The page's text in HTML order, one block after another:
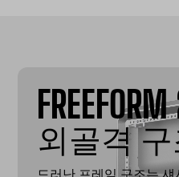
외골격